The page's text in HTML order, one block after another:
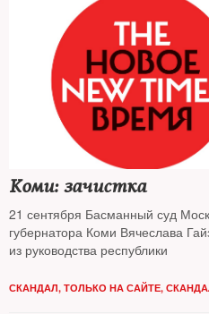
Коми: зачистка
21 сентября Басманный суд
губернатора Коми Вячеслава
из руководства республики
СКАНДАЛ, ТОЛЬКО НА САЙТЕ,